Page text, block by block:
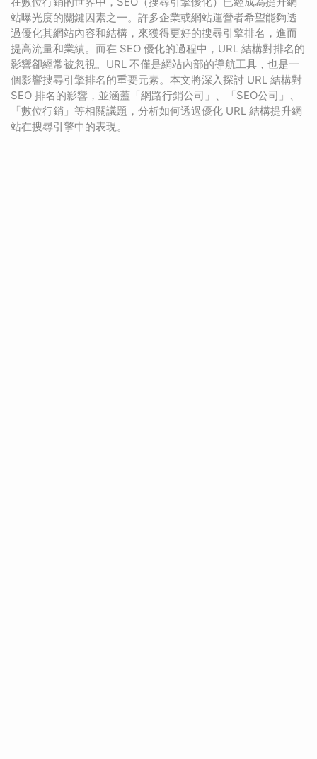
站曝光度的關鍵因素之一。許多企業或網站運營者希望能夠透
過優化其網站內容和結構，來獲得更好的搜尋引擎排名，進而
提高流量和業績。而在 SEO 優化的過程中，URL 結構對排名的
影響卻經常被忽視。URL 不僅是網站內部的導航工具，也是一
個影響搜尋引擎排名的重要元素。本文將深入探討 URL 結構對
SEO 排名的影響，並涵蓋「網路行銷公司」、「SEO公司」、
「數位行銷」等相關議題，分析如何透過優化 URL 結構提升網
站在搜尋引擎中的表現。